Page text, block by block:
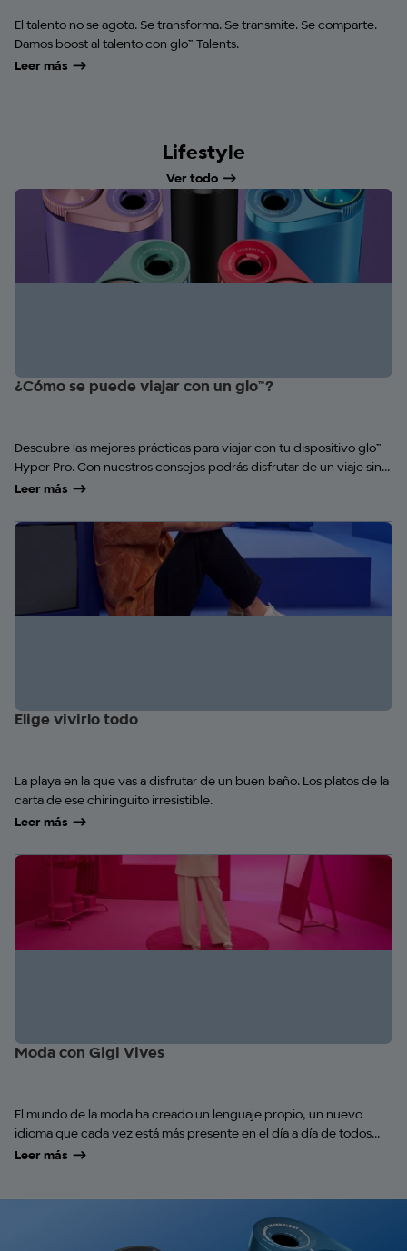
El talento no se agota. Se transforma. Se transmite. Se comparte.
Damos boost al talento con glo™ Talents.
Leer más
Lifestyle
Ver todo
¿Cómo se puede viajar con un glo™?
Descubre las mejores prácticas para viajar con tu dispositivo glo™
Hyper Pro. Con nuestros consejos podrás disfrutar de un viaje sin...
Leer más
Elige vivirlo todo
La playa en la que vas a disfrutar de un buen baño. Los platos de la
carta de ese chiringuito irresistible.
Leer más
Moda con Gigi Vives
El mundo de la moda ha creado un lenguaje propio, un nuevo
idioma que cada vez está más presente en el día a día de todos...
Leer más